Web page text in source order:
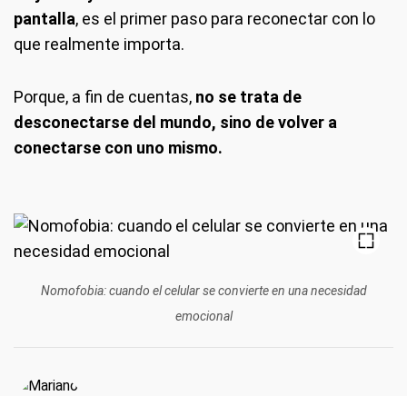
pantalla, es el primer paso para reconectar con lo
que realmente importa.
Porque, a fin de cuentas, no se trata de
desconectarse del mundo, sino de volver a
conectarse con uno mismo.
Nomofobia: cuando el celular se convierte en una necesidad
emocional